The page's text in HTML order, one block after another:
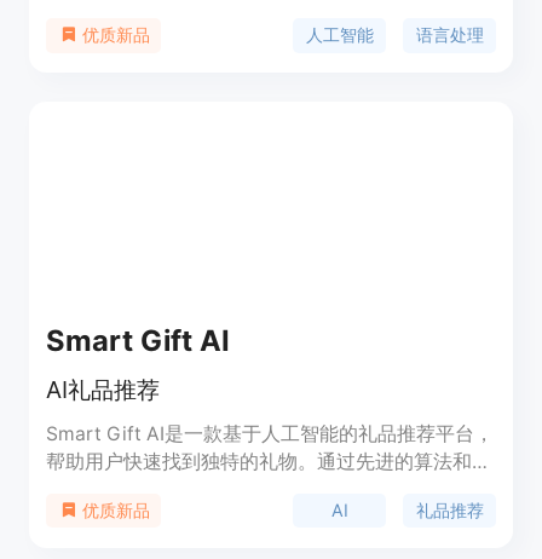
户提高工作效率，优化文档处理，提供精准的内容推
优质新品 人工智能 语言处理
Smart Gift AI
AI礼品推荐
Smart Gift AI是一款基于人工智能的礼品推荐平台，
帮助用户快速找到独特的礼物。通过先进的算法和个
个场合推荐最合适的礼品。无论是生日、婚礼、节日
优质新品 AI 礼品推荐